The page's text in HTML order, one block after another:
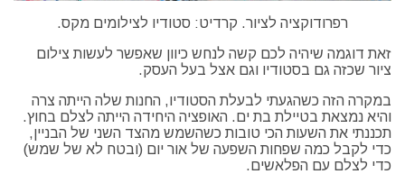
רפרודוקציה לציור. קרדיט: סטודיו לצילומים מקס.
זאת דוגמה שיהיה לכם קשה לנחש כיוון שאפשר לעשות צילום
ציור שכזה גם בסטודיו וגם אצל בעל העסק.
במקרה הזה כשהגעתי לבעלת הסטודיו, החנות שלה הייתה צרה
והיא נמצאת בטיילת בת ים. האופציה היחידה הייתה לצלם בחוץ.
תכננתי את השעות הכי טובות כשהשמש מהצד השני של הבניין,
כדי לקבל כמה שפחות השפעה של אור יום (ובטח לא של שמש)
כדי לצלם עם הפלאשים.